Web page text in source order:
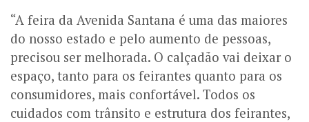
“A feira da Avenida Santana é uma das maiores
do nosso estado e pelo aumento de pessoas,
precisou ser melhorada. O calçadão vai deixar o
espaço, tanto para os feirantes quanto para os
consumidores, mais confortável. Todos os
cuidados com trânsito e estrutura dos feirantes,